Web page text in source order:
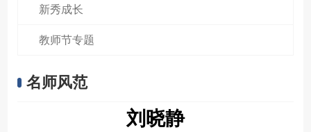
新秀成长
教师节专题
名师风范
刘晓静